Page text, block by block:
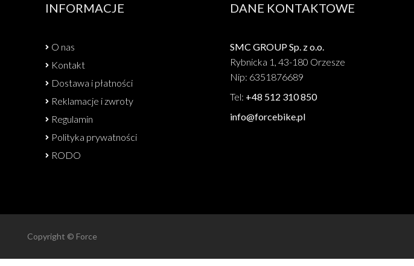
INFORMACJE
O nas
Kontakt
Dostawa i płatności
Reklamacje i zwroty
Regulamin
Polityka prywatności
RODO
DANE KONTAKTOWE
SMC GROUP Sp. z o.o.
Rybnicka 1, 43-180 Orzesze
Nip: 6351876689
Tel: +48 512 310 850
info@forcebike.pl
Copyright © Force